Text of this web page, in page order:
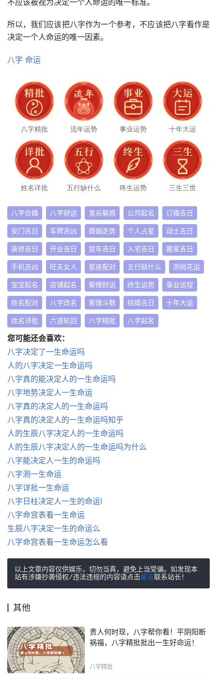
不应该被视为决定一个人命运的唯一标准。
所以，我们应该把八字作为一个参考，不应该把八字看作是
决定一个人命运的唯一因素。
八字 命运
八字精批 流年运势 事业运势 十年大运
姓名详批 五行缺什么 终生运势 三生三世
八字合婚 八字财运 鬼谷解惑 公司起名 订婚吉日
安门吉日 车牌吉凶 婚姻走势 个人占星 动土吉日
装修吉日 开业吉日 提车吉日 入宅吉日 搬家吉日
手机吉凶 旺夫女人 星座配对 五行缺什么 测桃花运
宝宝起名 店铺起名 紫微财运 终生运势 事业运程
姓名配对 八字改名 紫微斗数 结婚吉日 十年大运
姓名详批 六道轮回 八字精批 八字起名
您可能还会喜欢：
八字决定了一生命运吗
人的八字决定一生命运吗
八字真的能决定人的一生命运吗
八字地势决定人一生命运
八字真的决定人的一生命运吗
八字真的决定人的一生命运吗知乎
人的生辰八字决定人的一生命运吗
人的生辰八字决定人的一生命运吗为什么
八字能决定人一生的命运吗
八字测一生命运
八字详批一生命运
八字日柱决定人一生的命运!
八字命宫表看一生命运
生辰八字决定一生的命运么
八字命宫表看一生命运怎么看
以上文章内容仅供娱乐，切勿当真，避免上当受骗。如发现本
站有涉嫌抄袭侵权/违法违规的内容请点击留言联系站长！
其他
贵人何时现，八字帮你看！平阴阳断
祸福，八字精批批出一生好命运！
八字精批